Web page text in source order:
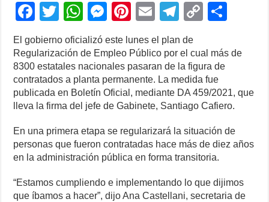
F
a
c
e
b
o
o
k
T
wi
tt
er
W
h
at
s
A
p
p
M
ss
e
n
g
er
Pi
er
e
st
E
m
ail
T
el
e
gr
a
m
C
p
y
Li
n
k
ar
El gobierno oficializó este lunes el plan de
Regularización de Empleo Público por el cual más de
8300 estatales nacionales pasaran de la figura de
contratados a planta permanente. La medida fue
publicada en Boletín Oficial, mediante DA 459/2021, que
lleva la firma del jefe de Gabinete, Santiago Cafiero.
En una primera etapa se regularizará la situación de
personas que fueron contratadas hace más de diez años
en la administración pública en forma transitoria.
“Estamos cumpliendo e implementando lo que dijimos
que íbamos a hacer”, dijo Ana Castellani, secretaria de